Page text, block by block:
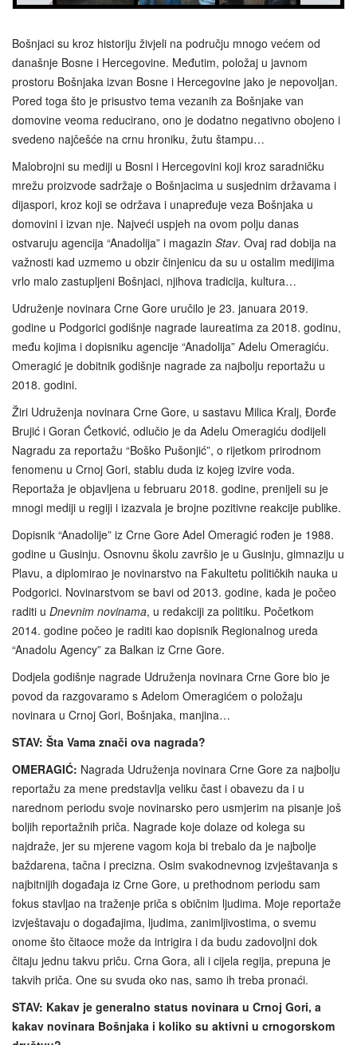
Bošnjaci su kroz historiju živjeli na području mnogo većem od
današnje Bosne i Hercegovine. Međutim, položaj u javnom
prostoru Bošnjaka izvan Bosne i Hercegovine jako je nepovoljan.
Pored toga što je prisustvo tema vezanih za Bošnjake van
domovine veoma reducirano, ono je dodatno negativno obojeno i
svedeno najčešće na crnu hroniku, žutu štampu…
Malobrojni su mediji u Bosni i Hercegovini koji kroz saradničku
mrežu proizvode sadržaje o Bošnjacima u susjednim državama i
dijaspori, kroz koji se održava i unapređuje veza Bošnjaka u
domovini i izvan nje. Najveći uspjeh na ovom polju danas
ostvaruju agencija “Anadolija” i magazin Stav. Ovaj rad dobija na
važnosti kad uzmemo u obzir činjenicu da su u ostalim medijima
vrlo malo zastupljeni Bošnjaci, njihova tradicija, kultura…
Udruženje novinara Crne Gore uručilo je 23. januara 2019.
godine u Podgorici godišnje nagrade laureatima za 2018. godinu,
među kojima i dopisniku agencije “Anadolija” Adelu Omeragiću.
Omeragić je dobitnik godišnje nagrade za najbolju reportažu u
2018. godini.
Žiri Udruženja novinara Crne Gore, u sastavu Milica Kralj, Đorđe
Brujić i Goran Ćetković, odlučio je da Adelu Omeragiću dodijeli
Nagradu za reportažu “Boško Pušonjić”, o rijetkom prirodnom
fenomenu u Crnoj Gori, stablu duda iz kojeg izvire voda.
Reportaža je objavljena u februaru 2018. godine, prenijeli su je
mnogi mediji u regiji i izazvala je brojne pozitivne reakcije publike.
Dopisnik “Anadolije” iz Crne Gore Adel Omeragić rođen je 1988.
godine u Gusinju. Osnovnu školu završio je u Gusinju, gimnaziju u
Plavu, a diplomirao je novinarstvo na Fakultetu političkih nauka u
Podgorici. Novinarstvom se bavi od 2013. godine, kada je počeo
raditi u Dnevnim novinama, u redakciji za politiku. Početkom
2014. godine počeo je raditi kao dopisnik Regionalnog ureda
“Anadolu Agency” za Balkan iz Crne Gore.
Dodjela godišnje nagrade Udruženja novinara Crne Gore bio je
povod da razgovaramo s Adelom Omeragićem o položaju
novinara u Crnoj Gori, Bošnjaka, manjina…
STAV: Šta Vama znači ova nagrada?
OMERAGIĆ: Nagrada Udruženja novinara Crne Gore za najbolju
reportažu za mene predstavlja veliku čast i obavezu da i u
narednom periodu svoje novinarsko pero usmjerim na pisanje još
boljih reportažnih priča. Nagrade koje dolaze od kolega su
najdraže, jer su mjerene vagom koja bi trebalo da je najbolje
baždarena, tačna i precizna. Osim svakodnevnog izvještavanja s
najbitnijih događaja iz Crne Gore, u prethodnom periodu sam
fokus stavljao na traženje priča s običnim ljudima. Moje reportaže
izvještavaju o događajima, ljudima, zanimljivostima, o svemu
onome što čitaoce može da intrigira i da budu zadovoljni dok
čitaju jednu takvu priču. Crna Gora, ali i cijela regija, prepuna je
takvih priča. One su svuda oko nas, samo ih treba pronaći.
STAV: Kakav je generalno status novinara u Crnoj Gori, a
kakav novinara Bošnjaka i koliko su aktivni u crnogorskom